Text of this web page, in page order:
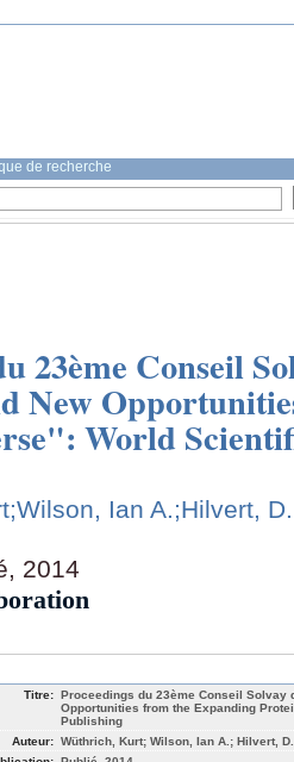
de recherche
23ème Conseil
New
World
;Wilson, Ian A.;Hilvert, D.
2014
Titre: Proceedings du 23ème Conseil Solvay
Opportunities from the Expanding
Publishing
Auteur: Wüthrich, Kurt; Wilson, Ian A.; Hilvert,